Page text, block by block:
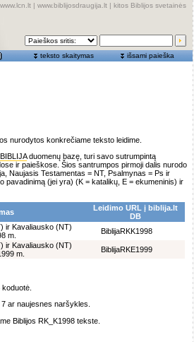
www.lcn.lt | www.biblijosdraugija.lt | kitos Biblijos svetainės
teksto skaitymas išsami paieška
nurodytos konkrečiame teksto leidime.
BIBLIJAduomenų bazę, turi savo sutrumpintą
ir paieškose. Šios santrumpos pirmoji dalis nurodo
Naujasis Testamentas = NT, Psalmynas = Ps ir
pavadinimą (jei yra) (K = katalikų, E = ekumeninis) ir
Leidimo URL į biblija.lt
DB
ir Kavaliausko (NT)
m.
BiblijaRKK1998
ir Kavaliausko (NT)
m.
BiblijaRKE1999
ar naujesnes naršykles.
Biblijos RK_K1998 tekste.